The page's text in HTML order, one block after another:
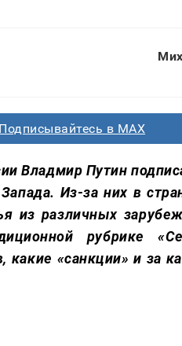
Подписывайтесь в MAX
Владмир Путин
Из-за них в
из различных
рубрике
какие «санкции» и за